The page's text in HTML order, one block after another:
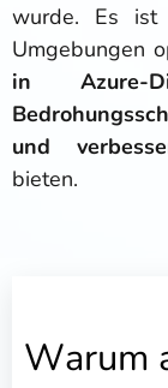
wurde. Es ist
Umgebungen
in Azure-
und
bieten.
Warum